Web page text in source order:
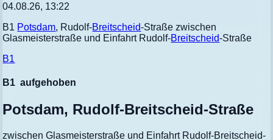
04.08.26, 13:22
B1 Potsdam, Rudolf-Breitscheid-Straße zwischen
Glasmeisterstraße und Einfahrt Rudolf-Breitscheid-Straße
B1
B1 aufgehoben
Potsdam, Rudolf-Breitscheid-Straße
zwischen Glasmeisterstraße und Einfahrt Rudolf-Breitscheid-